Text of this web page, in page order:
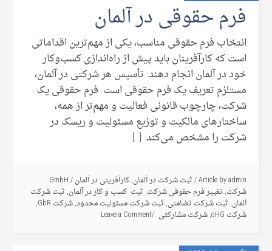
فرم‌ حقوقی در آلمان
انتخاب فرم حقوقی مناسب، یکی از مهم‌ترین اقداماتی
است که کارآفرینان باید پیش از راه‌اندازی کسب‌وکار
خود در آلمان انجام دهند. تأسیس هر شرکتی در آلمان،
مستلزم تعریف یک فرم حقوقی است. فرم حقوقی یک
شرکت، چارچوب قانونی فعالیت و مهم‌تر از همه،
ساختارهای مالکیت و توزیع مسئولیت و ریسک در
شرکت را مشخص می‌کند. […]
Article byadmin
/ثبت شرکت در آلمان,کارآفرینی در آلمان/
GmbH
شرکت,تغییر فرم حقوقی شرکت,ثبت کسب و کار در آلمان,ثبت شرکت
آلمان,ثبت شرکت تضامنی,ثبت شرکت مسئولیت محدود,شرکت GbR
,
شرکت oHG
,شرکت مشارکتی Leave a Comment